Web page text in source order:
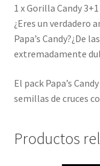
1 x Gorilla Candy
¿Eres un verdadero
Papa’s Candy?¿De
extremadamente
El pack Papa’s
semillas de cruces
Productos